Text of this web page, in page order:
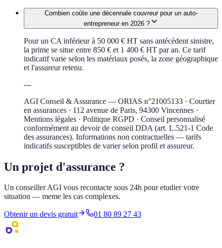
Combien coûte une décennale couvreur pour un auto-
entrepreneur en 2026 ?
Pour un CA inférieur à 50 000 € HT sans antécédent sinistre,
la prime se situe entre 850 € et 1 400 € HT par an. Ce tarif
indicatif varie selon les matériaux posés, la zone géographique
et l'assureur retenu.
---
AGI Conseil & Assurance — ORIAS n°21005133 · Courtier
en assurances · 112 avenue de Paris, 94300 Vincennes ·
Mentions légales · Politique RGPD · Conseil personnalisé
conformément au devoir de conseil DDA (art. L.521-1 Code
des assurances). Informations non contractuelles — tarifs
indicatifs susceptibles de varier selon profil et assureur.
Un projet d'assurance ?
Un conseiller AGI vous recontacte sous 24h pour etudier votre
situation — meme les cas complexes.
Obtenir un devis gratuit 01 80 89 27 43